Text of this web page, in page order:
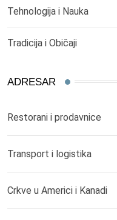
Tehnologija i Nauka
Tradicija i Običaji
ADRESAR
Restorani i prodavnice
Transport i logistika
Crkve u Americi i Kanadi